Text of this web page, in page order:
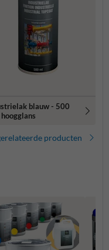
blauw - 500
producten